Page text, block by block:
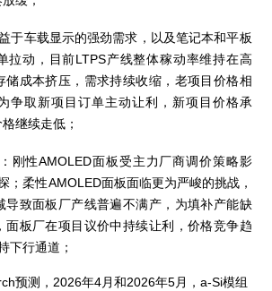
于车载显示的强劲需求，以及笔记本和平板
拉动，目前LTPS产线整体稼动率维持在高
储成本挤压，需求持续收缩，老项目价格相
争取新项目订单主动让利，新项目价格承
继续走低；
刚性AMOLED面板受主力厂商调价策略影
；柔性AMOLED面板面临更为严峻的挑战，
导致面板厂产线普遍不满产，为填补产能缺
面板厂在项目议价中持续让利，价格竞争趋
下行通道；
预测，2026年4月和2026年5月，a-Si模组